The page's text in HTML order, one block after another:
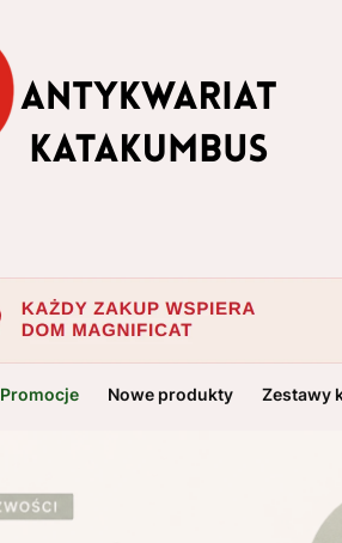
Promocje Nowe produkty Zestawy